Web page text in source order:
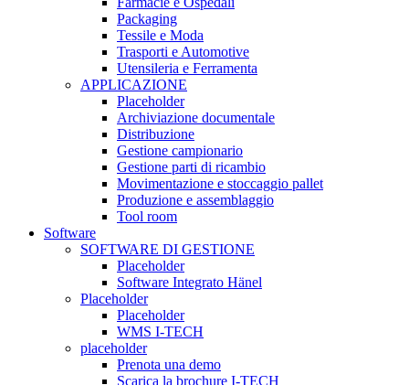
Packaging
Tessile e Moda
Trasporti e Automotive
Utensileria e Ferramenta
APPLICAZIONE
Placeholder
Archiviazione documentale
Distribuzione
Gestione campionario
Gestione parti di ricambio
Movimentazione e stoccaggio pallet
Produzione e assemblaggio
Tool room
Software
SOFTWARE DI GESTIONE
Placeholder
Software Integrato Hänel
Placeholder
Placeholder
WMS I-TECH
placeholder
Prenota una demo
Scarica la brochure I-TECH